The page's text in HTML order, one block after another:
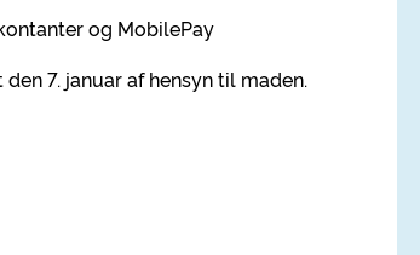
og MobilePay
7. januar af hensyn til maden.